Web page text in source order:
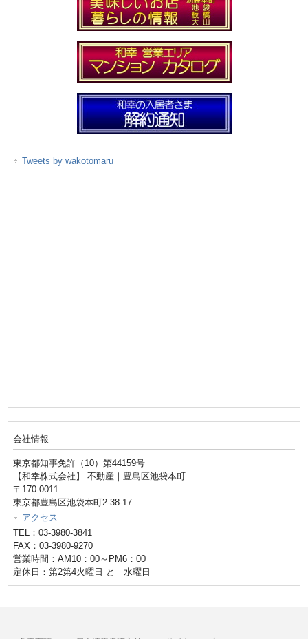
Tweets by wakotomaru
会社情報
東京都知事免許（10）第44159号
【和幸株式会社】 不動産｜豊島区池袋本町
〒170-0011
東京都豊島区池袋本町2-38-17
アクセス
TEL：03-3980-3841
FAX：03-3980-9270
営業時間：AM10：00～PM6：00
定休日：第2第4火曜日 と 水曜日